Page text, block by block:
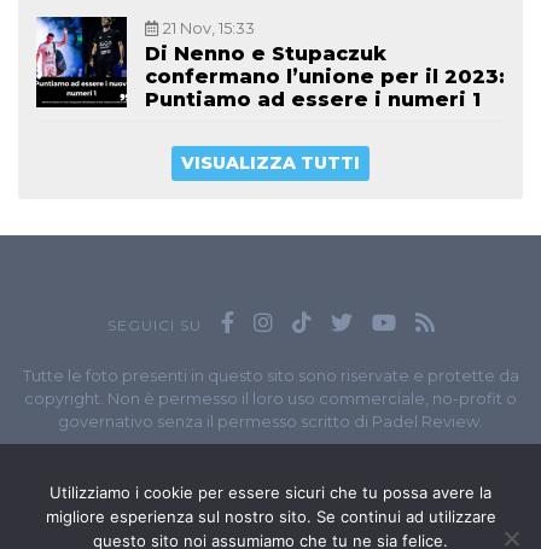
21 Nov, 15:33
Di Nenno e Stupaczuk
confermano l’unione per il 2023:
Puntiamo ad essere i numeri 1
VISUALIZZA TUTTI
SEGUICI SU
Tutte le foto presenti in questo sito sono riservate e protette da
copyright. Non è permesso il loro uso commerciale, no-profit o
governativo senza il permesso scritto di Padel Review.
// P.I. 11965351007
© Copyright 2020-2026 // Web DeveloperMatteo Manna
Utilizziamo i cookie per essere sicuri che tu possa avere la
migliore esperienza sul nostro sito. Se continui ad utilizzare
questo sito noi assumiamo che tu ne sia felice.